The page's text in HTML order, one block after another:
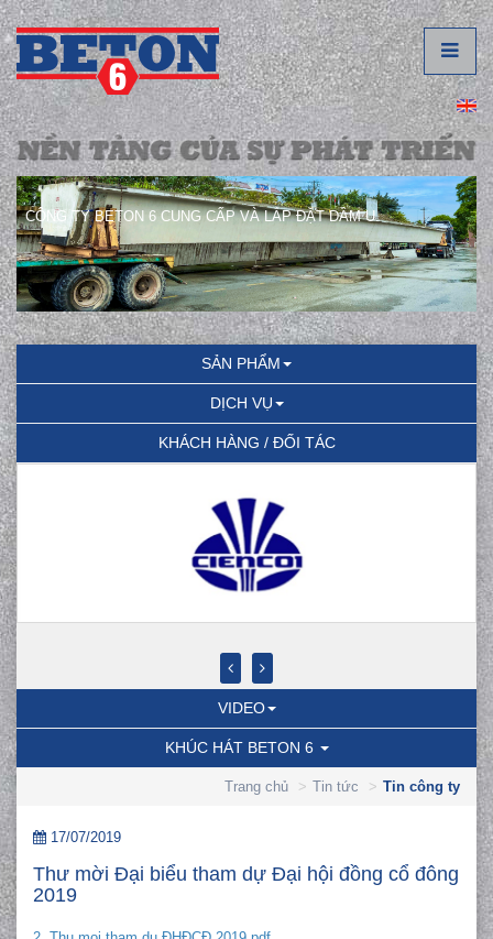
CÔNG TY BETON 6 CUNG CẤP VÀ LẮP ĐẶT DẦM U.
SẢN PHẨM
DỊCH VỤ
KHÁCH HÀNG / ĐỐI TÁC
VIDEO
KHÚC HÁT BETON 6
Trang chủ Tin tức Tin công ty
17/07/2019
Thư mời Đại biểu tham dự Đại hội đồng cổ đông
2019